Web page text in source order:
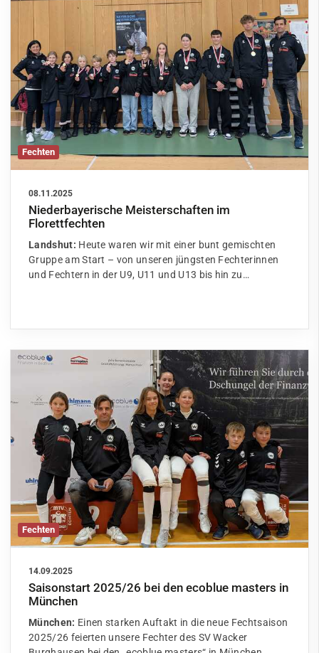
Fechten
08.11.2025
Niederbayerische Meisterschaften im
Florettfechten
Landshut: Heute waren wir mit einer bunt gemischten
Gruppe am Start – von unseren jüngsten Fechterinnen
und Fechtern in der U9, U11 und U13 bis hin zu…
Fechten
14.09.2025
Saisonstart 2025/26 bei den ecoblue masters in
München
München: Einen starken Auftakt in die neue Fechtsaison
2025/26 feierten unsere Fechter des SV Wacker